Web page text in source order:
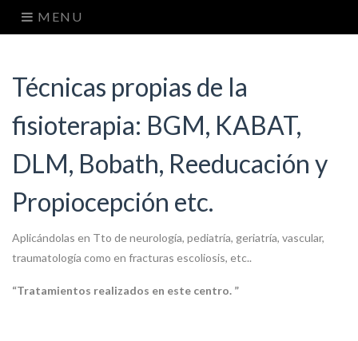
MENU
Técnicas propias de la
fisioterapia: BGM, KABAT,
DLM, Bobath, Reeducación y
Propiocepción etc.
Aplicándolas en Tto de neurología, pediatría, geriatría, vascular,
traumatología como en fracturas escoliosis, etc..
“Tratamientos realizados en este centro. ”